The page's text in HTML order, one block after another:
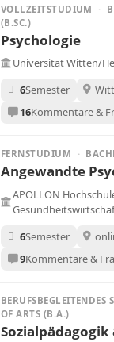
VOLLZEITSTUDIUM ·
(B.SC.)
Psychologie
Universität Witten/
6Semester
16Kommentare &
FERNSTUDIUM ·
Angewandte
APOLLON
6Semester
9Kommentare &
BERUFSBEGLEITENDES
OF ARTS (B.A.)